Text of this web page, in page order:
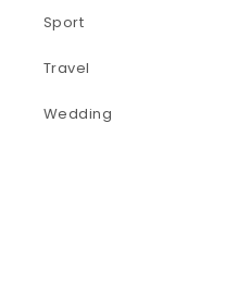
Sport
Travel
Wedding